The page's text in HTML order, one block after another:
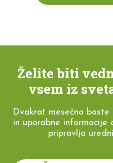
Želite biti
vsem iz
Dvakrat mesečno
in uporabne informacije
pripravlja